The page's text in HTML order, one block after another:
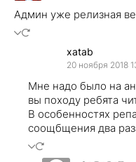
Админ уже релизная
xatab
20 ноября 2018
Мне надо было на
вы походу ребята
В особенностях
соощбщения два